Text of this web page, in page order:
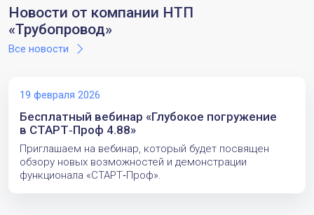
обвязке технологического оборудования (ГПА, АВО,
сепараторы) для дожимной компрессорной станции.
Проведение вариантных расчетов для выбора
оптимальной конфигурации (сравнение вариантов с
Оптимизация технических решений: коридоры
прокладки, протяженность труб, толщина стенок,
выбор материала фитингов. Источник:
https://www.passuite.com/user-stories/6
Новости от компании НТП
«Трубопровод»
Все новости
19 февраля 2026
Бесплатный вебинар «Глубокое погружение
в СТАРТ‑Проф 4.88»
Приглашаем на вебинар, который будет посвящен
обзору новых возможностей и демонстрации
функционала «СТАРТ‑Проф».